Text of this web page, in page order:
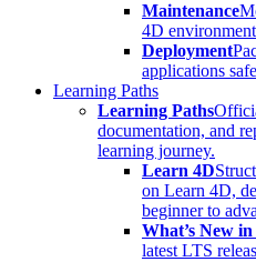
Maintenance
4D
Deployment
applications
Learning Paths
Learning Paths
documentation, and
learning journey.
Learn 4D
on Learn 4D,
beginner to
What’s New in
latest LTS